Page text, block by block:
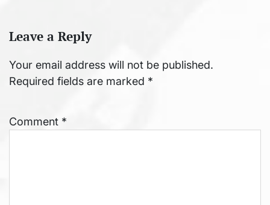
Leave a Reply
Your email address will not be published.
Required fields are marked *
Comment *